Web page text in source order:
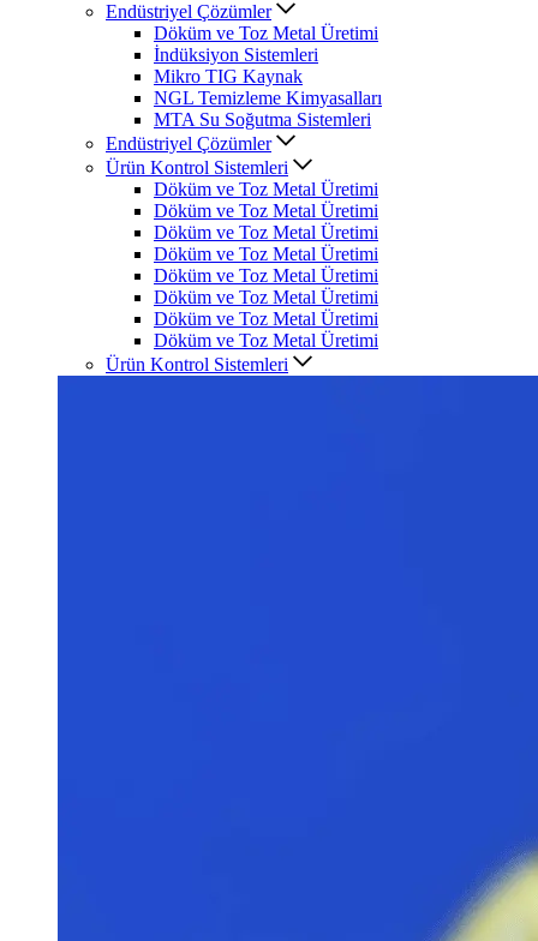
Endüstriyel Çözümler
Döküm ve Toz Metal Üretimi
İndüksiyon Sistemleri
Mikro TIG Kaynak
NGL Temizleme Kimyasalları
MTA Su Soğutma Sistemleri
Endüstriyel Çözümler
Ürün Kontrol Sistemleri
Döküm ve Toz Metal Üretimi
Döküm ve Toz Metal Üretimi
Döküm ve Toz Metal Üretimi
Döküm ve Toz Metal Üretimi
Döküm ve Toz Metal Üretimi
Döküm ve Toz Metal Üretimi
Döküm ve Toz Metal Üretimi
Döküm ve Toz Metal Üretimi
Ürün Kontrol Sistemleri